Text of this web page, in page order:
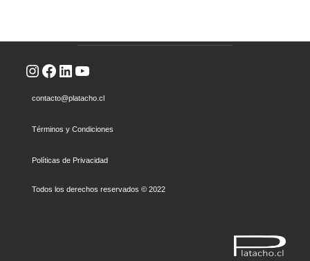
Instagram
Facebook
LinkedIn
YouTube
contacto@platacho.cl
Términos y Condiciones
Políticas de Privacidad
Todos los derechos reservados © 2022